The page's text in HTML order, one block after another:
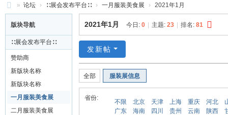
71
0
服
玉
» 论坛 › ∷展会发布平台∷ › 一月服装美食展 › 2021年1月
版块导航
∷展会发布平台∷
赞助商
新版块名称
新版块名称
一月服装美食展
二月服装美食展
2021年1月 今日: 0 | 主题: 23 | 排名: 81
发新帖
全部 服装展信息
省份:
不限 北京 天津 上海 重庆 河北
广东
海南 四川 贵州 云南 陕西